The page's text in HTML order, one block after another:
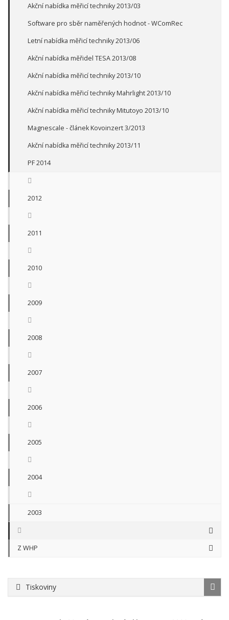
Akční nabídka měřicí techniky 2013/03
Software pro sběr naměřených hodnot - WComRec
Letní nabídka měřicí techniky 2013/06
Akční nabídka měřidel TESA 2013/08
Akční nabídka měřicí techniky 2013/10
Akční nabídka měřicí techniky Mahrlight 2013/10
Akční nabídka měřicí techniky Mitutoyo 2013/10
Magnescale - článek Kovoinzert 3/2013
Akční nabídka měřicí techniky 2013/11
PF 2014
2012
2011
2010
2009
2008
2007
2006
2005
2004
2003
Z WHP
Tiskoviny